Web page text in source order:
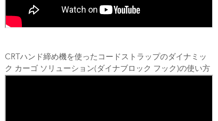
CRTハンド締め機を使ったコードストラップのダイナミッ
ク カーゴ ソリューション( ダイナブロック フック )の使い方